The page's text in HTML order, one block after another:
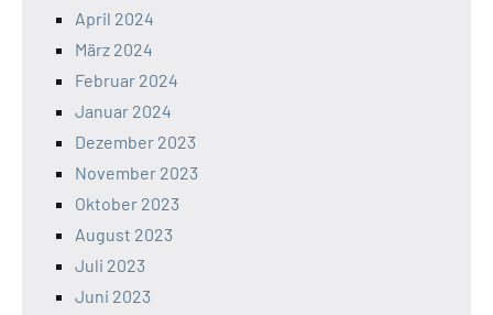
April 2024
März 2024
Februar 2024
Januar 2024
Dezember 2023
November 2023
Oktober 2023
August 2023
Juli 2023
Juni 2023